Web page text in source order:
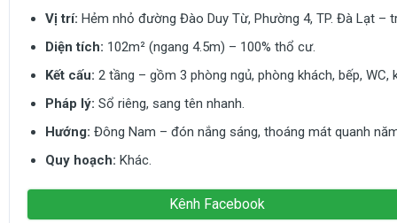
Vị trí: Hẻm nhỏ đường Đào Duy Từ, Phường 4, TP. Đà Lạt –
Diện tích: 102m² (ngang 4.5m) – 100% thổ cư.
Kết cấu: 2 tầng – gồm 3 phòng ngủ, phòng khách, bếp, WC,
Pháp lý: Sổ riêng, sang tên nhanh.
Hướng: Đông Nam – đón nắng sáng, thoáng mát quanh
Quy hoạch: Khác.
Kênh Facebook